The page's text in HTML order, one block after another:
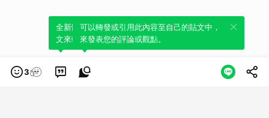
3
全新體驗！一鍵引用此內容，透過發布貼
文來輕鬆表達個人立場。
可以轉發或引用此內容至自己的貼文中，
來發表您的評論或觀點。